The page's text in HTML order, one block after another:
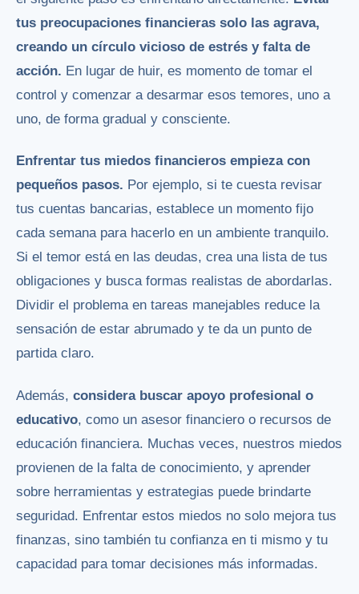
tus preocupaciones financieras solo las agrava,
creando un círculo vicioso de estrés y falta de
acción. En lugar de huir, es momento de tomar el
control y comenzar a desarmar esos temores, uno a
uno, de forma gradual y consciente.
Enfrentar tus miedos financieros empieza con
pequeños pasos. Por ejemplo, si te cuesta revisar
tus cuentas bancarias, establece un momento fijo
cada semana para hacerlo en un ambiente tranquilo.
Si el temor está en las deudas, crea una lista de tus
obligaciones y busca formas realistas de abordarlas.
Dividir el problema en tareas manejables reduce la
sensación de estar abrumado y te da un punto de
partida claro.
Además, considera buscar apoyo profesional o
educativo, como un asesor financiero o recursos de
educación financiera. Muchas veces, nuestros miedos
provienen de la falta de conocimiento, y aprender
sobre herramientas y estrategias puede brindarte
seguridad. Enfrentar estos miedos no solo mejora tus
finanzas, sino también tu confianza en ti mismo y tu
capacidad para tomar decisiones más informadas.